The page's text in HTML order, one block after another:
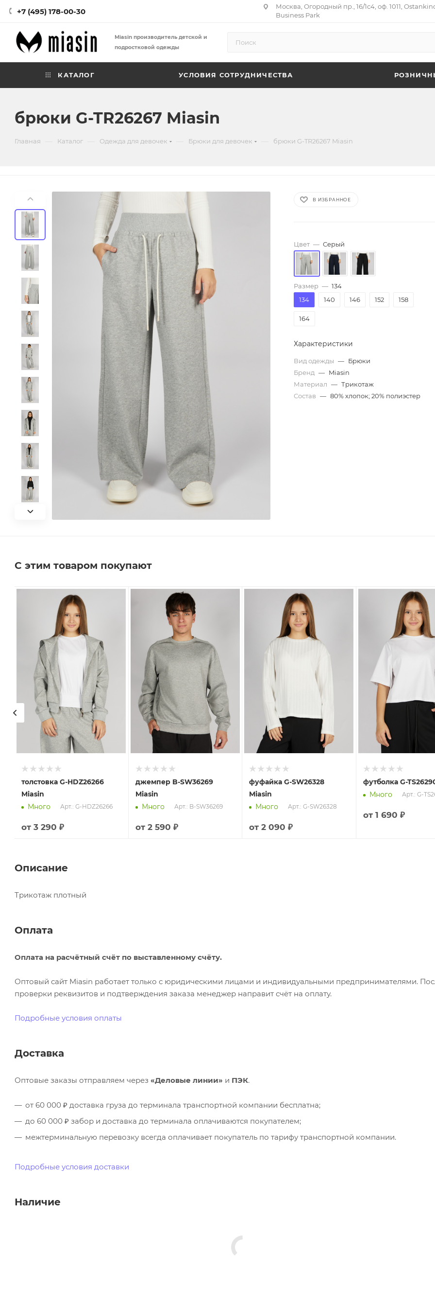
+7 (495) 178-00-30
Москва, Огородный пр., 16/1с4, оф. 1011,
Business Park
Miasin производитель детской и
подростковой одежды
КАТАЛОГ УСЛОВИЯ СОТРУДНИЧЕСТВА
брюки G-TR26267 Miasin
Главная Каталог Одежда для девочек Брюки для девочек брюки G-TR26267 Miasin
В ИЗБРАННОЕ
Цвет — Серый
Размер — 134
134
140 146 152 158
164
Характеристики
Вид одежды — Брюки
Бренд — Miasin
Материал — Трикотаж
Состав — 80% хлопок; 20% полиэстер
С этим товаром покупают
толстовка G-HDZ26266
Miasin
Много
Арт.: G-HDZ26266
от 3 290 ₽
джемпер B-SW36269
Miasin
Много
Арт.: B-SW36269
от 2 590 ₽
фуфайка G-SW26328
Miasin
Много
Арт.: G-SW26328
от 2 090 ₽
футболка G-
Много
Арт.: G-
от 1 690 ₽
Описание
Трикотаж плотный
Оплата
Оплата на расчётный счёт по выставленному счёту.
Оптовый сайт Miasin работает только с юридическими лицами и индивидуальными предпринимателями.
проверки реквизитов и подтверждения заказа менеджер направит счёт на оплату.
Подробные условия оплаты
Доставка
Оптовые заказы отправляем через «Деловые линии» и ПЭК.
от 60 000 ₽ доставка груза до терминала транспортной компании бесплатна;
до 60 000 ₽ забор и доставка до терминала оплачиваются покупателем;
межтерминальную перевозку всегда оплачивает покупатель по тарифу транспортной компании.
Подробные условия доставки
Наличие